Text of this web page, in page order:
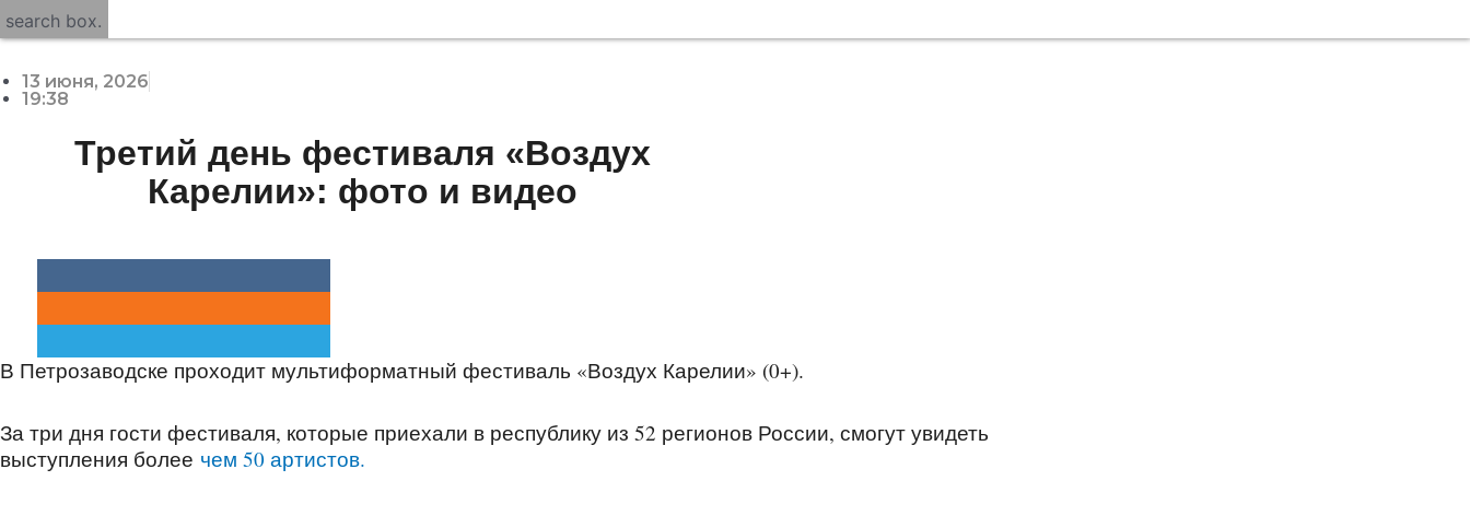
search box.
13 июня, 2026
19:38
Третий день фестиваля «Воздух
Карелии»: фото и видео
В Петрозаводске проходит мультиформатный фестиваль «Воздух Карелии» (0+).
За три дня гости фестиваля, которые приехали в республику из 52 регионов России, смогут увидеть
выступления более чем 50 артистов.